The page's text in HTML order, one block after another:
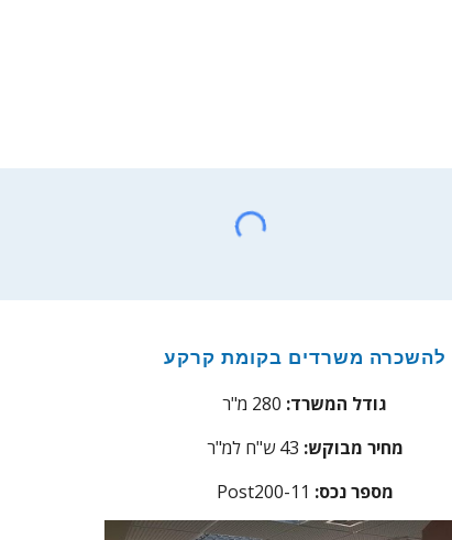
להשכרה משרדים בקומת קרקע
גודל המשרד:
מחיר מבוקש: 43 ש"ח למ"ר
Post200-11 :מספר נכס